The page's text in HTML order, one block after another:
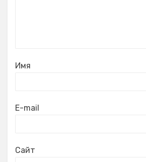
Имя
E-mail
Сайт